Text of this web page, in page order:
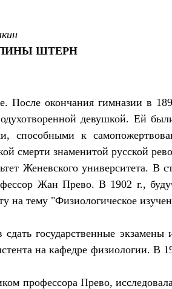
ШТЕРН
окончания гимназии в
девушкой. Ей
способными к
смерти знаменитой русской
Женевского университета. В
Жан Прево. В 1902 г.,
на тему "Физиологическое
государственные
на кафедре физиологии. В
профессора Прево,